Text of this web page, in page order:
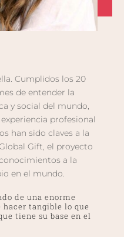
Cumplidos los 20
de entender la
y social del mundo,
profesional
han sido claves a la
Gift, el proyecto
a la
en el mundo.
de una enorme
hacer tangible lo que
tiene su base en el